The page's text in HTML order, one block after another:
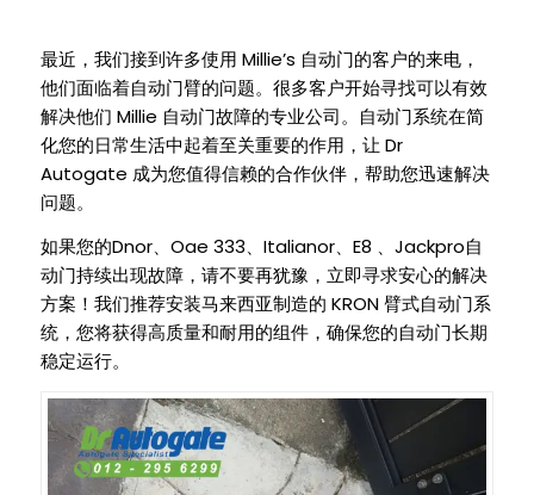
最近，我们接到许多使用 Millie’s 自动门的客户的来电，
他们面临着自动门臂的问题。很多客户开始寻找可以有效
解决他们 Millie 自动门故障的专业公司。自动门系统在简
化您的日常生活中起着至关重要的作用，让 Dr
Autogate 成为您值得信赖的合作伙伴，帮助您迅速解决
问题。
如果您的Dnor、 Oae 333 Italianor、 E8 Jackpro自
动门持续出现故障，请不要再犹豫，立即寻求安心的解决
方案！我们推荐安装马来西亚制造的 KRON 臂式自动门系
统，您将获得高质量和耐用的组件，确保您的自动门长期
稳定运行。